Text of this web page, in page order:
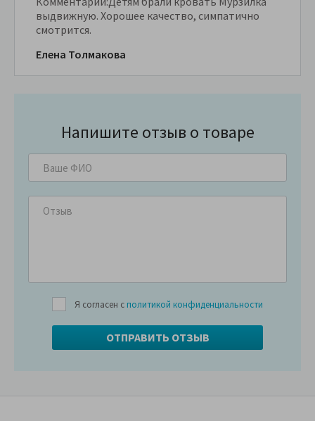
выдвижную. Хорошее качество, симпатично
смотрится.
Елена Толмакова
Напишите отзыв о товаре
Я согласен с политикой конфиденциальности